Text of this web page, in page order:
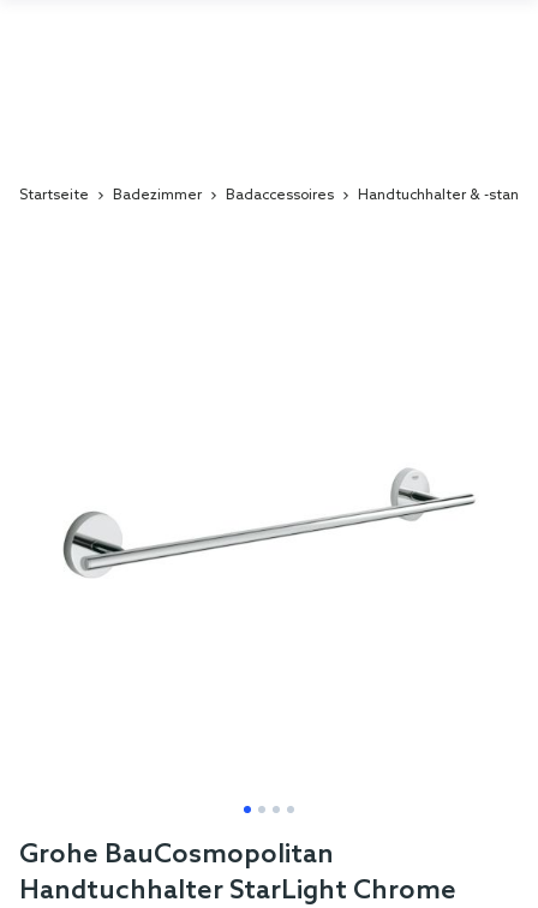
Startseite Badezimmer Badaccessoires Handtuchhalter & -
Skip
to
Grohe BauCosmopolitan
Handtuchhalter StarLight Chrome